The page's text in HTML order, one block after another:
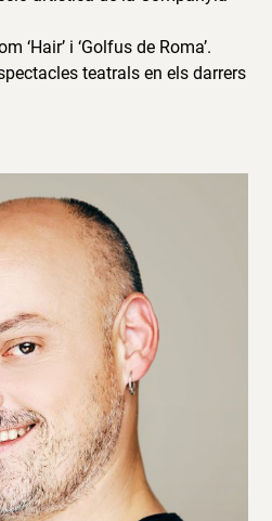
‘Hair’ i ‘Golfus de Roma’.
teatrals en els darrers